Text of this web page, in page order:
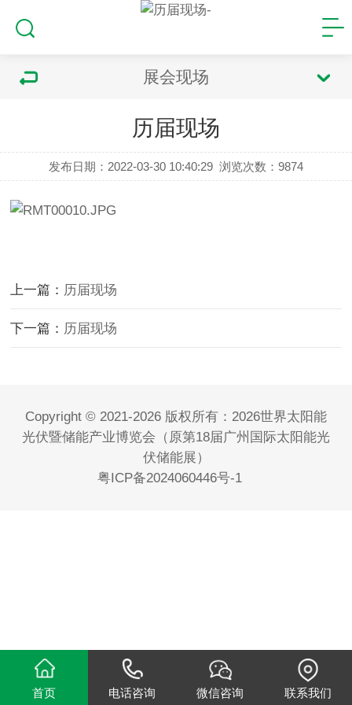
展会现场
历届现场
发布日期：2022-03-30 10:40:29 浏览次数：9874
上一篇： 历届现场
下一篇： 历届现场
Copyright © 2021-2026 版权所有：2026世界太阳能
光伏暨储能产业博览会（原第18届广州国际太阳能光
伏储能展）
粤ICP备2024060446号-1
首页 电话咨询 微信咨询 联系我们